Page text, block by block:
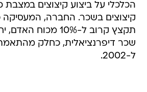
הכלכלי על ביצוע קיצוצים במצבת
תקצץ קרוב ל-10%
שכר דיפרנציאלית, כחלק
ל-2002.